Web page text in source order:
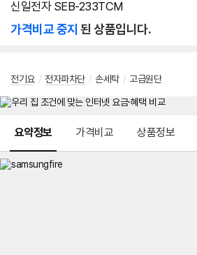
신일전자 SEB-233TCM
가격비교 중지 된 상품입니다.
전기요 / 전자파차단 / 손세탁 / 고급원단
요약정보 가격비교 상품정보